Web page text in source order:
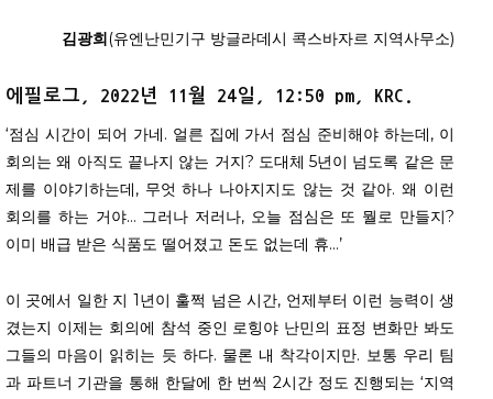
김광희(유엔난민기구 방글라데시 콕스바자르 지역사무소)
에필로그, 2022년 11월 24일, 12:50 pm, KRC.
‘점심 시간이 되어 가네. 얼른 집에 가서 점심 준비해야 하는데, 이
회의는 왜 아직도 끝나지 않는 거지? 도대체 5년이 넘도록 같은 문
제를 이야기하는데, 무엇 하나 나아지지도 않는 것 같아. 왜 이런
회의를 하는 거야… 그러나 저러나, 오늘 점심은 또 뭘로 만들지?
이미 배급 받은 식품도 떨어졌고 돈도 없는데 휴…’
이 곳에서 일한 지 1년이 훌쩍 넘은 시간, 언제부터 이런 능력이 생
겼는지 이제는 회의에 참석 중인 로힝야 난민의 표정 변화만 봐도
그들의 마음이 읽히는 듯 하다. 물론 내 착각이지만. 보통 우리 팀
과 파트너 기관을 통해 한달에 한 번씩 2시간 정도 진행되는 ‘지역